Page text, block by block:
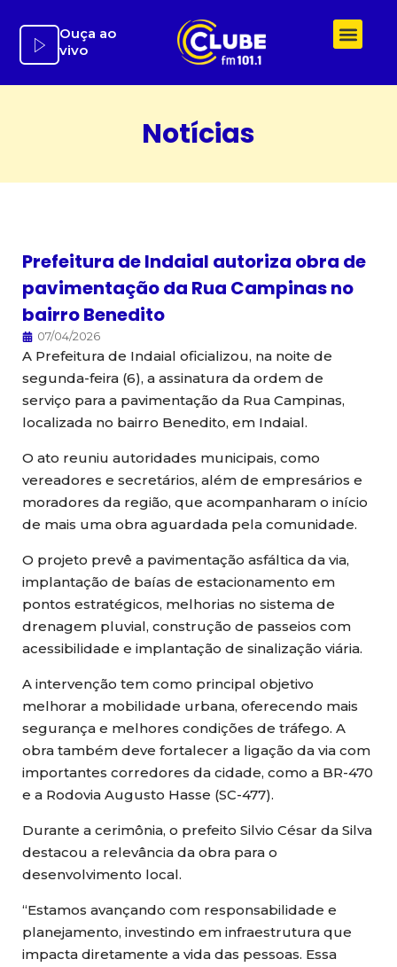
para
Ouça ao
vivo
Notícias
Prefeitura de Indaial autoriza obra de
pavimentação da Rua Campinas no
bairro Benedito
07/04/2026
A Prefeitura de Indaial oficializou, na noite de
segunda-feira (6), a assinatura da ordem de
serviço para a pavimentação da Rua Campinas,
localizada no bairro Benedito, em Indaial.
O ato reuniu autoridades municipais, como
vereadores e secretários, além de empresários e
moradores da região, que acompanharam o início
de mais uma obra aguardada pela comunidade.
O projeto prevê a pavimentação asfáltica da via,
implantação de baías de estacionamento em
pontos estratégicos, melhorias no sistema de
drenagem pluvial, construção de passeios com
acessibilidade e implantação de sinalização viária.
A intervenção tem como principal objetivo
melhorar a mobilidade urbana, oferecendo mais
segurança e melhores condições de tráfego. A
obra também deve fortalecer a ligação da via com
importantes corredores da cidade, como a BR-470
e a Rodovia Augusto Hasse (SC-477).
Durante a cerimônia, o prefeito Silvio César da Silva
destacou a relevância da obra para o
desenvolvimento local.
“Estamos avançando com responsabilidade e
planejamento, investindo em infraestrutura que
impacta diretamente a vida das pessoas. Essa